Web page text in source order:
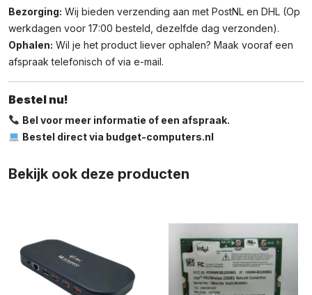
Bezorging: Wij bieden verzending aan met PostNL en DHL (Op
werkdagen voor 17:00 besteld, dezelfde dag verzonden).
Ophalen: Wil je het product liever ophalen? Maak vooraf een
afspraak telefonisch of via e-mail.
Bestel nu!
Bel voor meer informatie of een afspraak.
Bestel direct via budget-computers.nl
Bekijk ook deze producten